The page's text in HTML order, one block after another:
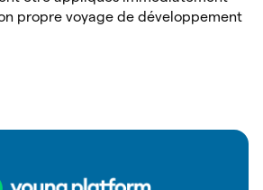
propre voyage de développement